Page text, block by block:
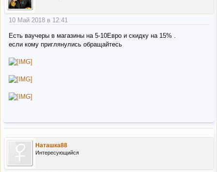
10 Май 2018 в 12:41
Есть ваучеры в магазины на 5-10Евро и скидку на 15% .
если кому приглянулись обращайтесь
Наташка88
Интересующийся